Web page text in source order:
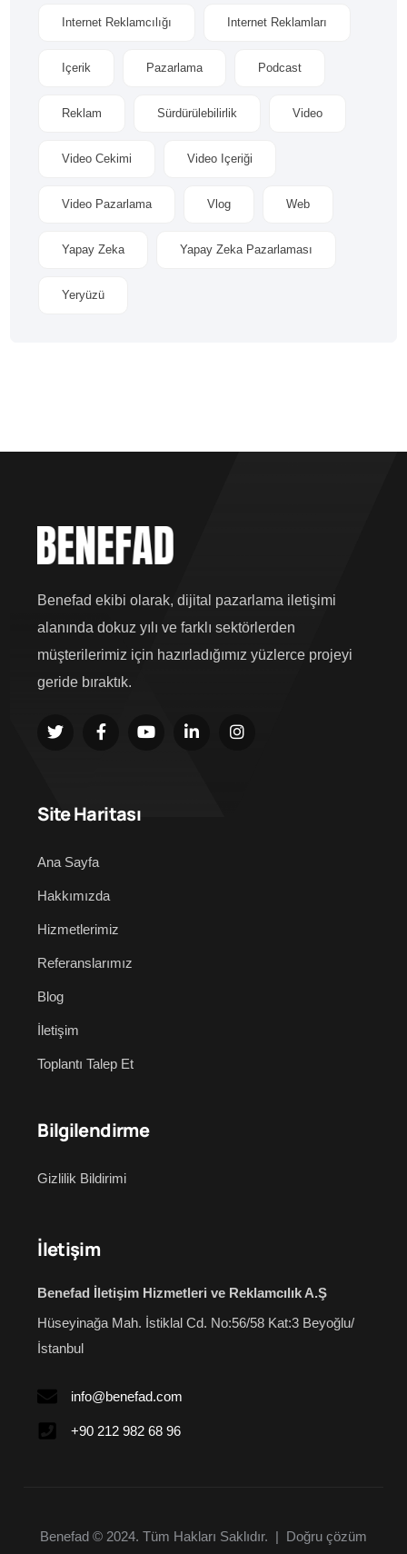
Internet Reklamcılığı Internet Reklamları
Içerik Pazarlama Podcast
Reklam Sürdürülebilirlik Video
Video Cekimi Video Içeriği
Video Pazarlama Vlog Web
Yapay Zeka Yapay Zeka Pazarlaması
Yeryüzü
Benefad ekibi olarak, dijital pazarlama iletişimi
alanında dokuz yılı ve farklı sektörlerden
müşterilerimiz için hazırladığımız yüzlerce projeyi
geride bıraktık.
Site Haritası
Ana Sayfa
Hakkımızda
Hizmetlerimiz
Referanslarımız
Blog
İletişim
Toplantı Talep Et
Bilgilendirme
Gizlilik Bildirimi
İletişim
Benefad İletişim Hizmetleri ve Reklamcılık A.Ş
Hüseyinağa Mah. İstiklal Cd. No:56/58 Kat:3 Beyoğlu/
İstanbul
info@benefad.com
+90 212 982 68 96
Benefad © 2024. Tüm Hakları Saklıdır. | Doğru çözüm